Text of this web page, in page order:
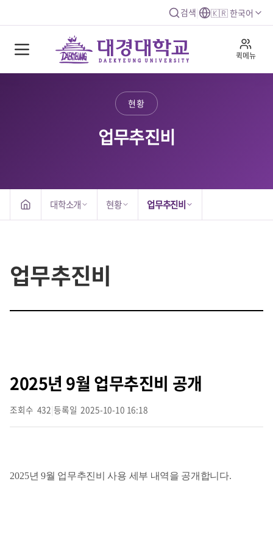
검색 🇰🇷 한국어
퀵메뉴
현황
업무추진비
대학소개 현황 업무추진비
업무추진비
2025년 9월 업무추진비 공개
조회수 432 등록일 2025-10-10 16:18
2025년 9월 업무추진비 사용 세부 내역을 공개합니다.